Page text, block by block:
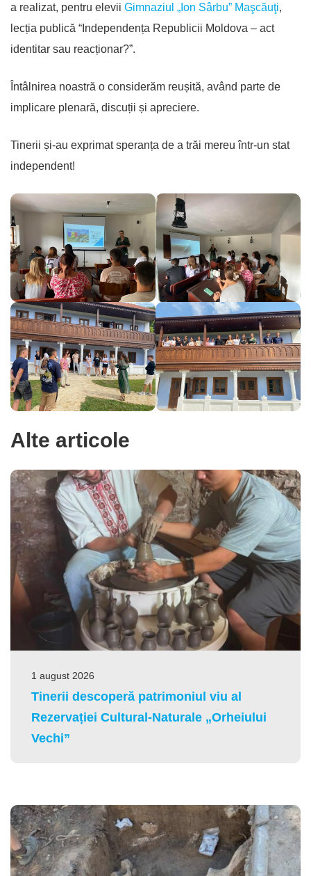
a realizat, pentru elevii Gimnaziul „Ion Sârbu” Maşcăuţi,
lecția publică “Independența Republicii Moldova – act
identitar sau reacționar?”.
Întâlnirea noastră o considerăm reușită, având parte de
implicare plenară, discuții și apreciere.
Tinerii și-au exprimat speranța de a trăi mereu într-un stat
independent!
Alte articole
1 august 2026
Tinerii descoperă patrimoniul viu al
Rezervației Cultural-Naturale „Orheiului
Vechi”